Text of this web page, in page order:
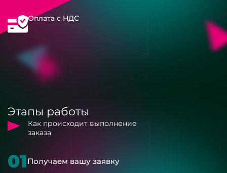
Оплата с НДС
Этапы работы
Как происходит выполнение
заказа
01Получаем вашу заявку